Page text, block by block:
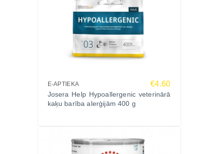
E-APTIEKA €4.60
Josera Help Hypoallergenic veterinārā
kaķu barība alerģijām 400 g